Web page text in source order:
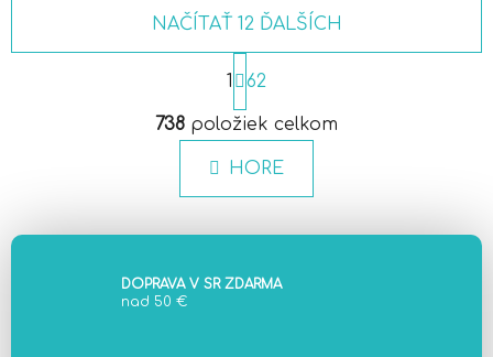
O
v
l
á
d
i
NAČÍTAŤ 12 ĎALŠÍCH
S
t
r
á
n
k
a
i
e
1 62
738 položiek celkom
HORE
DOPRAVA V SR ZDARMA
nad 50 €